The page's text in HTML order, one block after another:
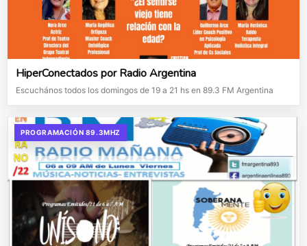
HiperConectados por Radio Argentina
Escuchános todos los domingos de 19 a 21 hs en 89.3 FM Argentina
PROGRAMACIÓN 89.3MHZ